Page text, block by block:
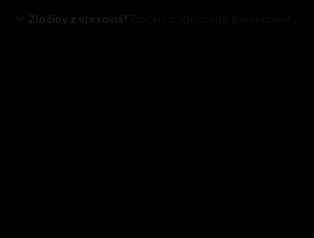
Zločiny z vřesovišť